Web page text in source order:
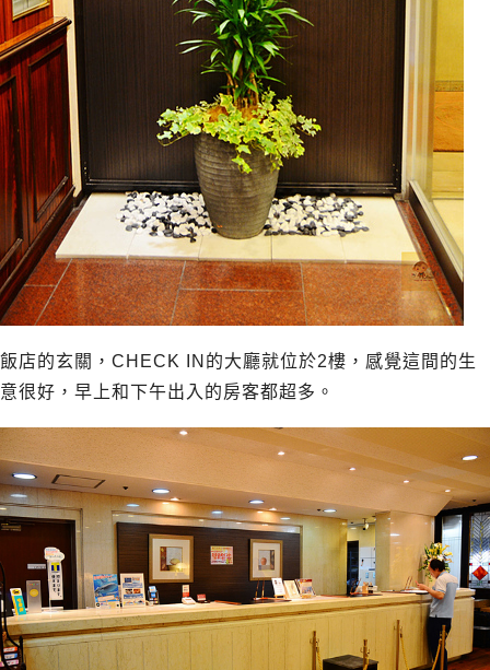
飯店的玄關，CHECK IN的大廳就位於2樓，感覺這間的生
意很好，早上和下午出入的房客都超多。